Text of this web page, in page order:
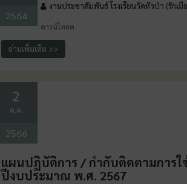
2564
งานประชาสัมพันธ์ โรงเรียนวัดหัวป่า (รักเมื
ดาวน์โหลด
อ่านเพิ่มเติม >>
2
ต.ค.
2566
แผนปฏิบัติการ / กำกับติดตามการ
ปีงบประมาณ พ.ศ. 2567